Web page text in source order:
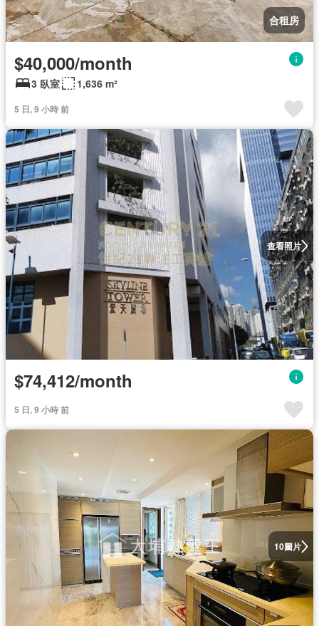
合租房
$40,000/month
3 臥室 1,636 m²
5 日, 9 小時 前
查看照片
$74,412/month
5 日, 9 小時 前
10圖片